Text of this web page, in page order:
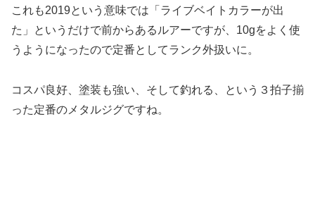
これも2019という意味では「ライブベイトカラーが出
た」というだけで前からあるルアーですが、10gをよく使
うようになったので定番としてランク外扱いに。
コスパ良好、塗装も強い、そして釣れる、という３拍子揃
った定番のメタルジグですね。